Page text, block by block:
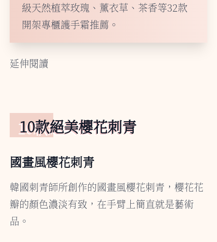
級天然植萃玫瑰、薰衣草、茶香等32款
開架專櫃護手霜推薦。
延伸閱讀
10款絕美櫻花刺青
國畫風櫻花刺青
韓國刺青師所創作的國畫風櫻花刺青，櫻花花
瓣的顏色濃淡有致，在手臂上簡直就是藝術
品。